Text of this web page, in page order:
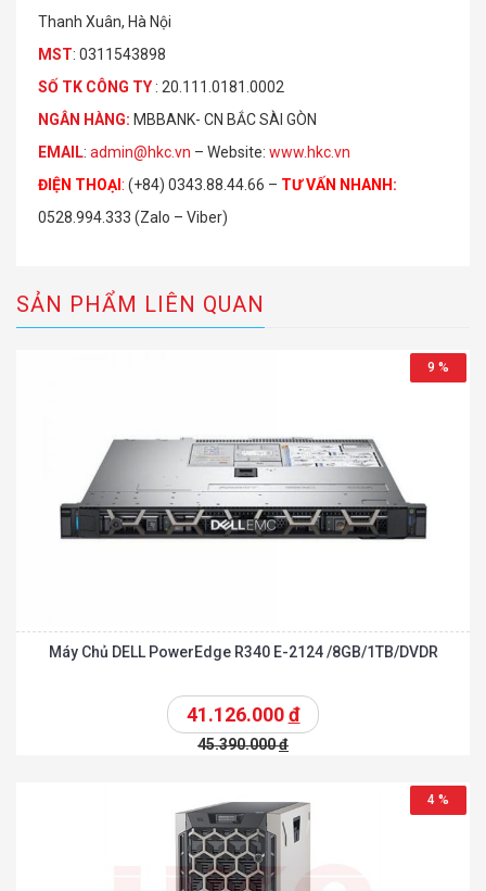
Thanh Xuân, Hà Nội
MST: 0311543898
SỐ TK CÔ NG TY : 20.111.0181.0002
NGÂN HÀNG: MBBANK- CN BẮC SÀI GÒN
EMAIL: admin@hkc.vn – Website: www.hkc.vn
ĐIỆN THOẠI : (+84) 0343.88.44.66 – TƯ VẤN NHANH :
0528.994.333 (Zalo – Viber)
SẢN PHẨM LIÊN QUAN
9 %
Máy Chủ DELL PowerEdge R340 E-2124 /8GB/1TB/DVDR
41.126.000đ
45.390.000đ
4 %